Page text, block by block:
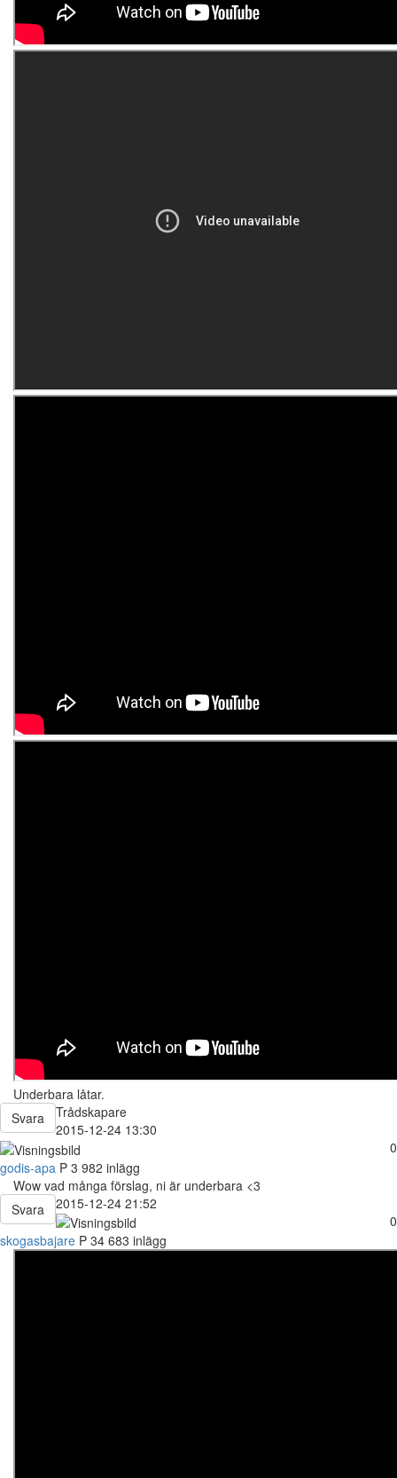
Underbara låtar.
Svara
Trådskapare
2015-12-24 13:30
0
godis-apa P 3 982 inlägg
Wow vad många förslag, ni är underbara <3
Svara
2015-12-24 21:52
0
skogasbajare P 34 683 inlägg